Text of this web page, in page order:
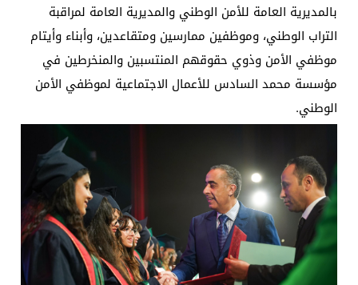
بالمديرية العامة للأمن الوطني والمديرية العامة لمراقبة
التراب الوطني، وموظفين ممارسين ومتقاعدين، وأبناء وأيتام
موظفي الأمن وذوي حقوقهم المنتسبين والمنخرطين في
مؤسسة محمد السادس للأعمال الاجتماعية لموظفي الأمن
الوطني.